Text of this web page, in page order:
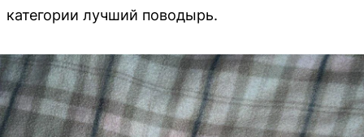
категории лучший поводырь.